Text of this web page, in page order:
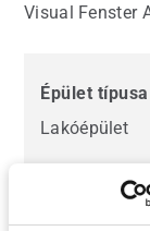
Visual Fenster
Épület típusa
Lakóépület